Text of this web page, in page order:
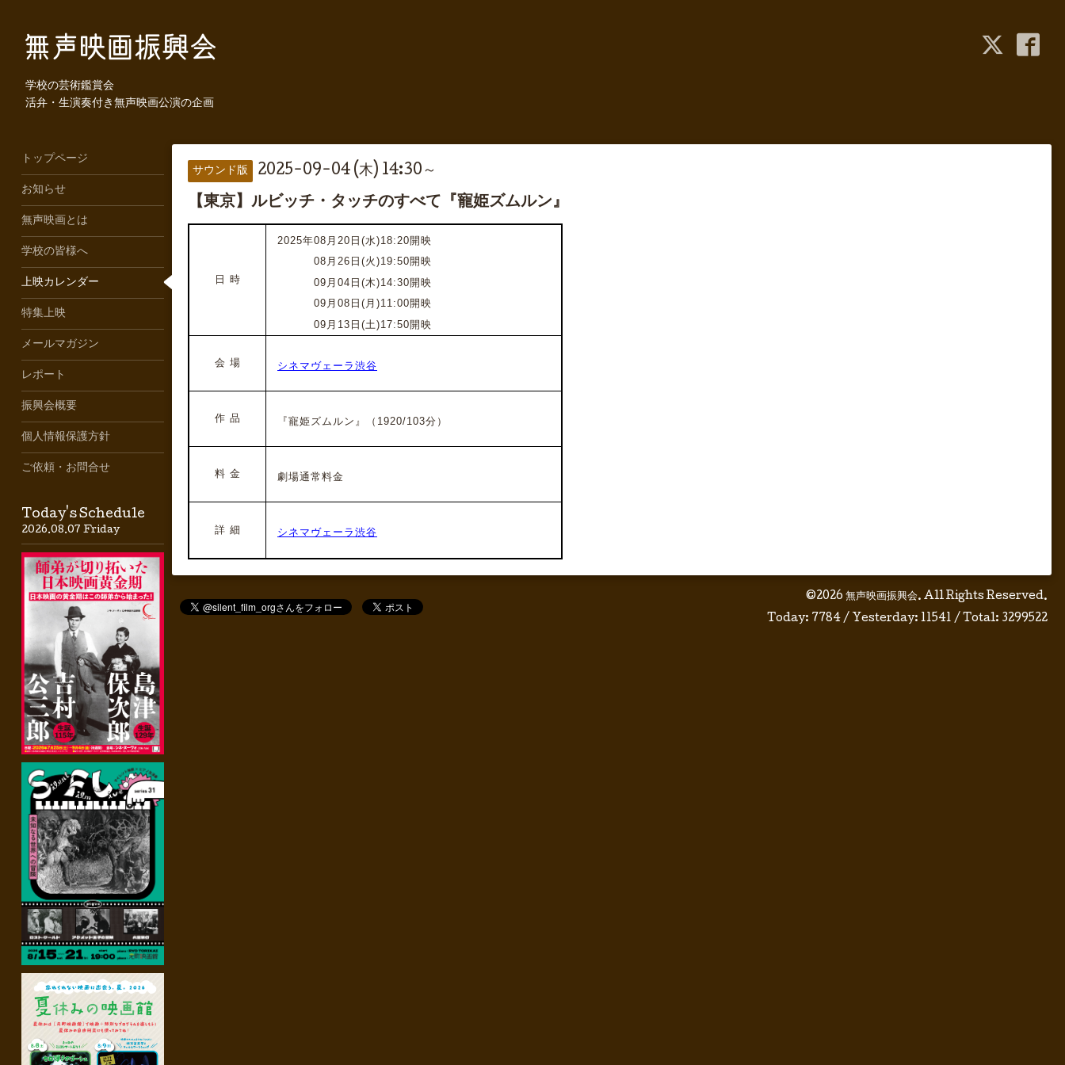
学校の芸術鑑賞会
活弁・生演奏付き無声映画公演の企画
サウンド版 2025-09-04 (木) 14:30～
【東京】ルビッチ・タッチのすべて『寵姫ズムルン』
日 時
2025年08月20日(水)18:20開映
08月26日(火)19:50開映
09月04日(木)14:30開映
09月08日(月)11:00開映
09月13日(土)17:50開映
会 場 シネマヴェーラ渋谷
作 品 『寵姫ズムルン』 （1920/103分）
料 金 劇場通常料金
詳 細 シネマヴェーラ渋谷
©2026 無声映画振興会. All Rights Reserved.
Today: 7784 / Yesterday: 11541 / Total: 3299522
トップページ
お知らせ
無声映画とは
学校の皆様へ
上映カレンダー
特集上映
メールマガジン
レポート
振興会概要
個人情報保護方針
ご依頼・お問合せ
Today's Schedule
2026.08.07 Friday